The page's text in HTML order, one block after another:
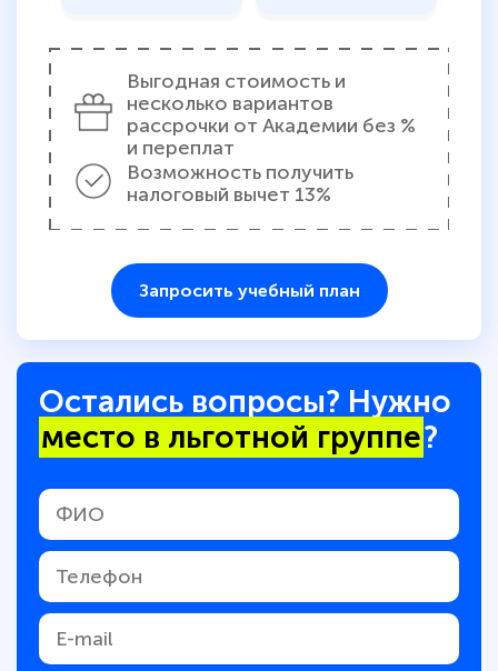
Выгодная стоимость и
несколько вариантов
рассрочки от Академии без %
и переплат
Возможность получить
налоговый вычет 13%
Запросить учебный план
Остались вопросы? Нужно
место в льготной группе?